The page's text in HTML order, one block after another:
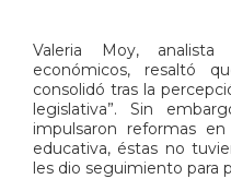
Valeria Moy,
económicos, resaltó
consolidó tras la
legislativa”. Sin
impulsaron reformas
educativa, éstas no
les dio seguimiento para